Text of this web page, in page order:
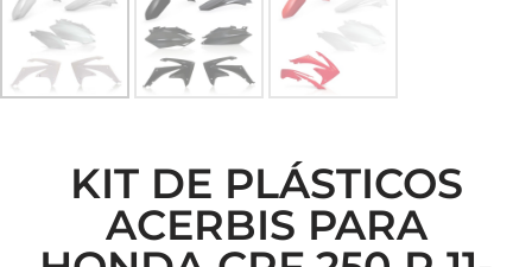
KIT DE PLÁSTICOS
ACERBIS PARA